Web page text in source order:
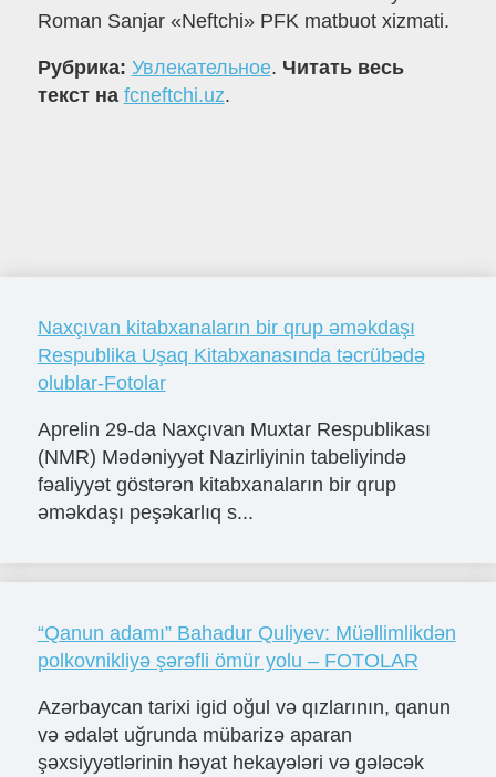
Roman Sanjar «Neftchi» PFK matbuot xizmati.
Рубрика: Увлекательное. Читать весь
текст на fcneftchi.uz.
Naxçıvan kitabxanaların bir qrup əməkdaşı
Respublika Uşaq Kitabxanasında təcrübədə
olublar-Fotolar
Aprelin 29-da Naxçıvan Muxtar Respublikası
(NMR) Mədəniyyət Nazirliyinin tabeliyində
fəaliyyət göstərən kitabxanaların bir qrup
əməkdaşı peşəkarlıq s...
“Qanun adamı” Bahadur Quliyev: Müəllimlikdən
polkovnikliyə şərəfli ömür yolu – FOTOLAR
Azərbaycan tarixi igid oğul və qızlarının, qanun
və ədalət uğrunda mübarizə aparan
şəxsiyyətlərinin həyat hekayələri və gələcək